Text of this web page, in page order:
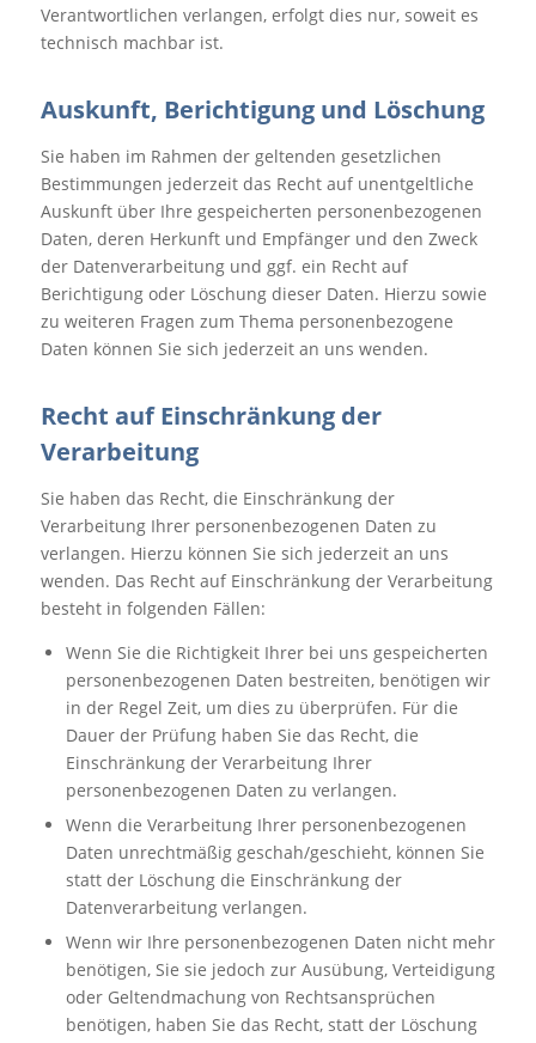
Verantwortlichen verlangen, erfolgt dies nur, soweit es
technisch machbar ist.
Auskunft, Berichtigung und Löschung
Sie haben im Rahmen der geltenden gesetzlichen
Bestimmungen jederzeit das Recht auf unentgeltliche
Auskunft über Ihre gespeicherten personenbezogenen
Daten, deren Herkunft und Empfänger und den Zweck
der Datenverarbeitung und ggf. ein Recht auf
Berichtigung oder Löschung dieser Daten. Hierzu sowie
zu weiteren Fragen zum Thema personenbezogene
Daten können Sie sich jederzeit an uns wenden.
Recht auf Einschränkung der
Verarbeitung
Sie haben das Recht, die Einschränkung der
Verarbeitung Ihrer personenbezogenen Daten zu
verlangen. Hierzu können Sie sich jederzeit an uns
wenden. Das Recht auf Einschränkung der Verarbeitung
besteht in folgenden Fällen:
Wenn Sie die Richtigkeit Ihrer bei uns gespeicherten
personenbezogenen Daten bestreiten, benötigen wir
in der Regel Zeit, um dies zu überprüfen. Für die
Dauer der Prüfung haben Sie das Recht, die
Einschränkung der Verarbeitung Ihrer
personenbezogenen Daten zu verlangen.
Wenn die Verarbeitung Ihrer personenbezogenen
Daten unrechtmäßig geschah/geschieht, können Sie
statt der Löschung die Einschränkung der
Datenverarbeitung verlangen.
Wenn wir Ihre personenbezogenen Daten nicht mehr
benötigen, Sie sie jedoch zur Ausübung, Verteidigung
oder Geltendmachung von Rechtsansprüchen
benötigen, haben Sie das Recht, statt der Löschung